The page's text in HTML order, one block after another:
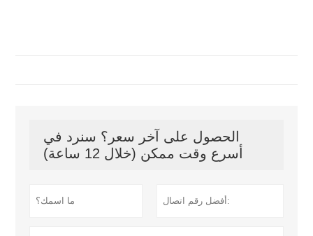
الحصول على آخر سعر؟ سنرد في
أسرع وقت ممكن (خلال 12 ساعة)